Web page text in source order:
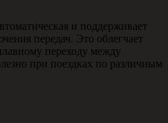
и поддерживает
передач. Это облегчает
переходу между
при поездках по различным